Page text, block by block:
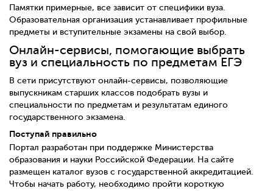
Памятки примерные, все зависит от специфики вуза.
Образовательная организация устанавливает профильные
предметы и вступительные экзамены на свой выбор.
Онлайн-сервисы, помогающие выбрать
вуз и специальность по предметам ЕГЭ
В сети присутствуют онлайн-сервисы, позволяющие
выпускникам старших классов подобрать вузы и
специальности по предметам и результатам единого
государственного экзамена.
Поступай правильно
Портал разработан при поддержке Министерства
образования и науки Российской Федерации. На сайте
размещен каталог вузов с государственной аккредитацией.
Чтобы начать работу, необходимо пройти короткую